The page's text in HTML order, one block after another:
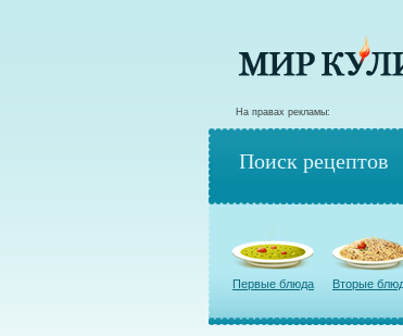
На правах рекламы:
Поиск рецептов
Первые блюда Вторые